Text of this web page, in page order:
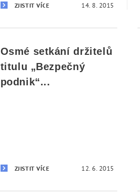
ZJISTIT VÍCE 14. 8. 2015
Osmé setkání držitelů
titulu „Bezpečný
podnik“...
ZJISTIT VÍCE 12. 6. 2015